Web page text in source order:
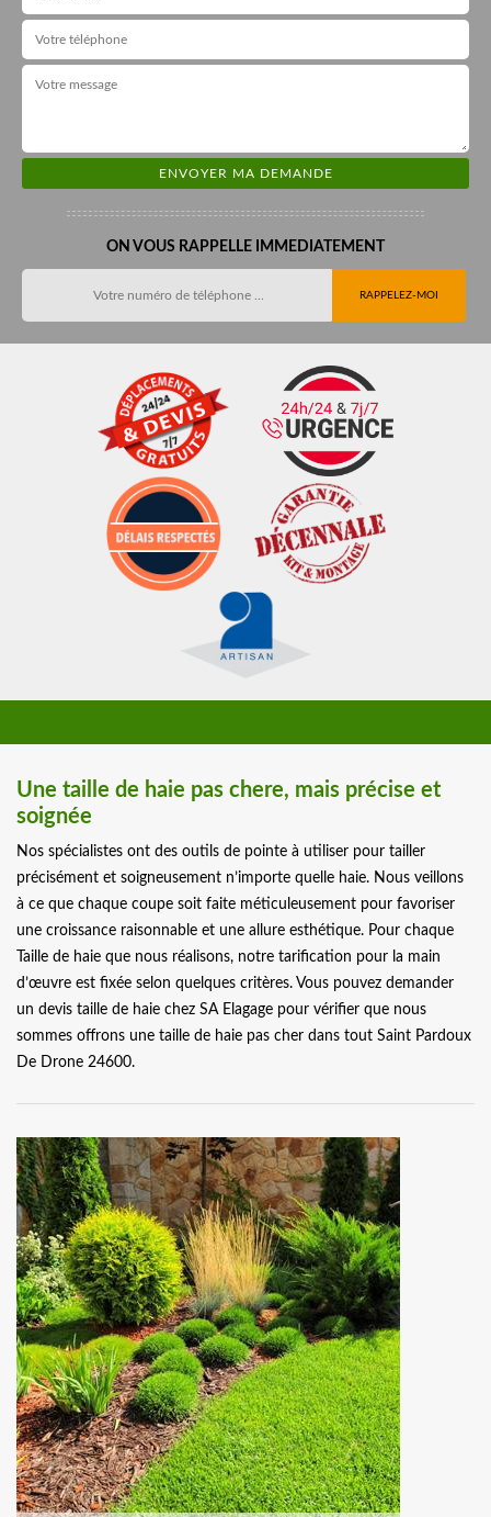
ON VOUS RAPPELLE IMMEDIATEMENT
Une taille de haie pas chere, mais précise et
soignée
Nos spécialistes ont des outils de pointe à utiliser pour tailler
précisément et soigneusement n’importe quelle haie. Nous veillons
à ce que chaque coupe soit faite méticuleusement pour favoriser
une croissance raisonnable et une allure esthétique. Pour chaque
Taille de haie que nous réalisons, notre tarification pour la main
d’œuvre est fixée selon quelques critères. Vous pouvez demander
un devis taille de haie chez SA Elagage pour vérifier que nous
sommes offrons une taille de haie pas cher dans tout Saint Pardoux
De Drone 24600.